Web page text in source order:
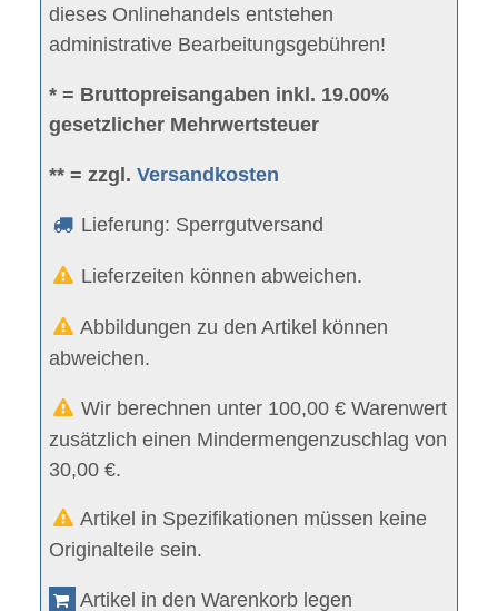
dieses Onlinehandels entstehen
administrative Bearbeitungsgebühren!
* = Bruttopreisangaben inkl. 19.00%
gesetzlicher Mehrwertsteuer
** = zzgl.Versandkosten
Lieferung: Sperrgutversand
Lieferzeiten können abweichen.
Abbildungen zu den Artikel können
abweichen.
Wir berechnen unter 100,00 € Warenwert
zusätzlich einen Mindermengenzuschlag von
30,00 €.
Artikel in Spezifikationen müssen keine
Originalteile sein.
Artikel in den Warenkorb legen